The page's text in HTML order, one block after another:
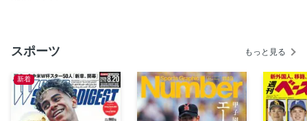
スポーツ もっと見る
新着